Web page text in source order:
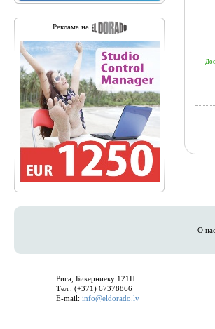
Реклама на
О
Рига, Бикерниеку 121H
Тел.. (+371) 67378866
E-mail: info@eldorado.lv